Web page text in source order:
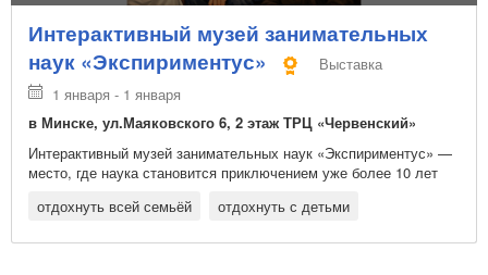
Интерактивный музей занимательных
наук «Экспириментус»
Выставка
1 января - 1 января
в Минске, ул.Маяковского 6, 2 этаж ТРЦ «Червенский»
Интерактивный музей занимательных наук «Экспириментус» —
место, где наука становится приключением уже более 10 лет
отдохнуть всей семьёй
отдохнуть с детьми